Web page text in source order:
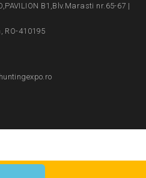
B1,Blv.Marasti nr.65-67 |
RO-410195